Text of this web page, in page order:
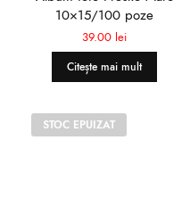
10×15/100 poze
39.00 lei
Citește mai mult
STOC EPUIZAT